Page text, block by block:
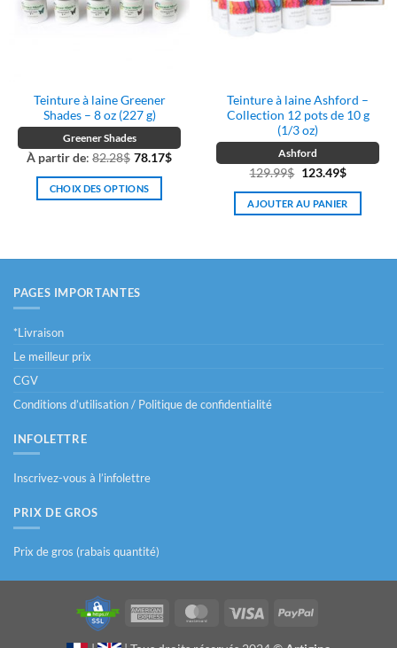
sur
Teinture à laine Greener
Shades – 8 oz (227 g)
Greener Shades
À partir de: 82.28$ 78.17$
CHOIX DES OPTIONS
Les
la
Teinture à laine Ashford –
Collection 12 pots de 10 g
(1/3 oz)
Ashford
129.99$ Le
prix
initial
123.49$Le
prix
actuel
AJOUTER AU PANIER
PAGES IMPORTANTES
*Livraison
Le meilleur prix
CGV
Conditions d’utilisation / Politique de confidentialité
INFOLETTRE
Inscrivez-vous à l’infolettre
PRIX DE GROS
Prix de gros (rabais quantité)
American
MasterCardVisa PayPal